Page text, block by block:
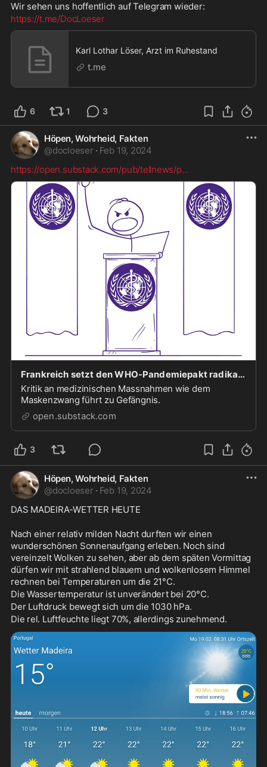
Wir sehen uns hoffentlich auf Telegram wieder:
https://t.me/DocLoeser
Karl Lothar Löser, Arzt im Ruhestand
t.me
6 1 3
Höpen, Wohrheid, Fakten
@docloeser · Feb 19, 2024
https://open.substack.com/pub/tellnews/p...
Frankreich setzt den WHO-Pandemiepakt radikal um
Kritik an medizinischen Massnahmen wie dem
Maskenzwang führt zu Gefängnis.
open.substack.com
3
Höpen, Wohrheid, Fakten
@docloeser · Feb 19, 2024
DAS MADEIRA-WETTER HEUTE
Nach einer relativ milden Nacht durften wir einen
wunderschönen Sonnenaufgang erleben. Noch sind
vereinzelt Wolken zu sehen, aber ab dem späten Vormittag
dürfen wir mit strahlend blauem und wolkenlosem Himmel
rechnen bei Temperaturen um die 21°C.
Die Wassertemperatur ist unverändert bei 20°C.
Der Luftdruck bewegt sich um die 1030 hPa.
Die rel. Luftfeuchte liegt 70%, allerdings zunehmend.